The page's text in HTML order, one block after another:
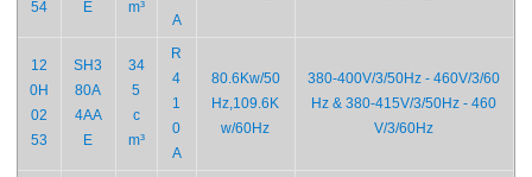
54
E
m³
A
12
0H
02
53
SH3
80A
4AA
E
34
5
c
m³
R
4
1
0
A
80.6Kw/50
Hz,109.6K
w/60Hz
380-400V/3/50Hz - 460V/3/60
Hz & 380-415V/3/50Hz - 460
V/3/60Hz